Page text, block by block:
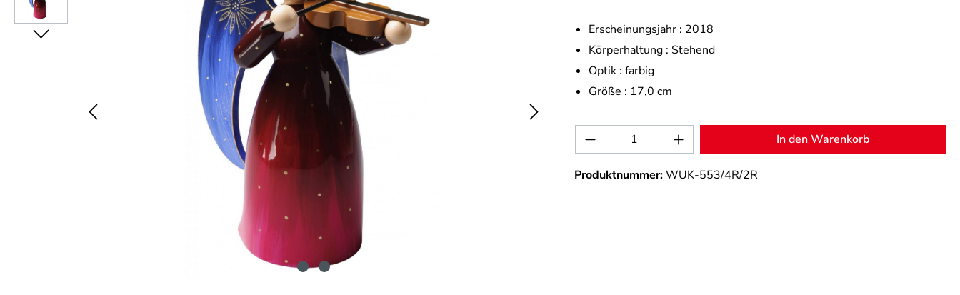
Erscheinungsjahr : 2018
Körperhaltung : Stehend
Optik : farbig
Größe : 17,0 cm
Produkt Anzahl: Gib den gewünschten Wert ein
In den Warenkorb
Produktnummer:WUK-553/4R/2R